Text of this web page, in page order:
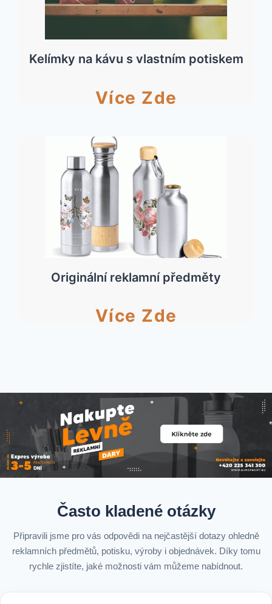
Kelímky na kávu s vlastním potiskem
Více Zde
Originální reklamní předměty
Více Zde
Často kladené otázky
Připravili jsme pro vás odpovědi na nejčastější dotazy ohledně
reklamních předmětů, potisku, výroby i objednávek. Díky tomu
rychle zjistíte, jaké možnosti vám můžeme nabídnout.